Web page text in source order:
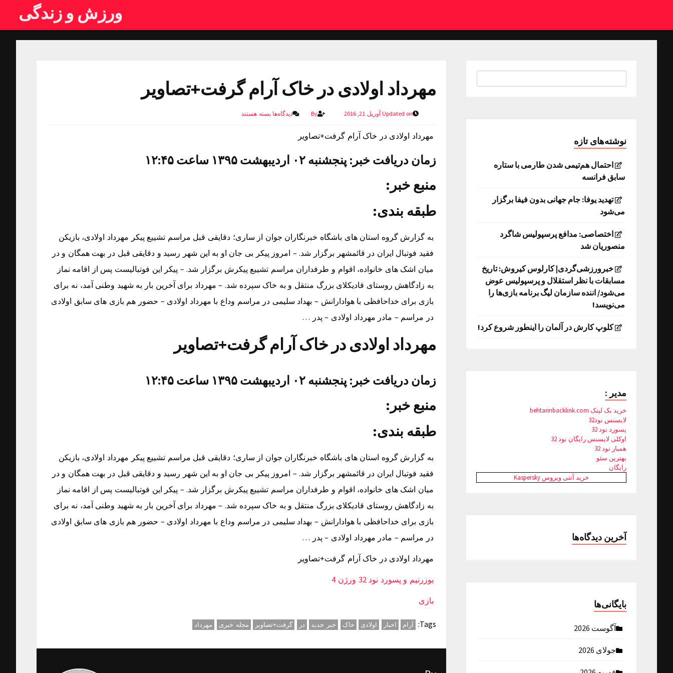
ورزش و زندگی
مهرداد اولادی در خاک آرام گرفت+تصاویر
Updated on آوریل 21, 2016 By دیدگاه‌هابسته هستند
مهرداد اولادی در خاک آرام گرفت+تصاویر
زمان دریافت خبر: پنجشنبه ۰۲ اردیبهشت ۱۳۹۵ ساعت ۱۲:۴۵
منبع خبر:
طبقه بندی:
به گزارش گروه استان های باشگاه خبرنگاران جوان از ساری؛ دقایقی قبل مراسم تشییع پیکر مهرداد اولادی، بازیکن
فقید فوتبال ایران در قائمشهر برگزار شد. – امروز پیکر بی جان او به این شهر رسید و دقایقی قبل در بهت همگان و در
میان اشک های خانواده، اقوام و طرفداران مراسم تشییع پیکرش برگزار شد. – پیکر این فوتبالیست پس از اقامه نماز
به زادگاهش روستای قادیکلای بزرگ منتقل و به خاک سپرده شد. – مهرداد برای آخرین بار به شهید وطنی آمد، نه برای
بازی برای خداحافظی با هوادارانش – بهداد سلیمی در مراسم وداع با مهرداد اولادی – حضور هم بازی های سابق اولادی
در مراسم – مادر مهرداد اولادی – پدر …
مهرداد اولادی در خاک آرام گرفت+تصاویر
زمان دریافت خبر: پنجشنبه ۰۲ اردیبهشت ۱۳۹۵ ساعت ۱۲:۴۵
منبع خبر:
طبقه بندی:
به گزارش گروه استان های باشگاه خبرنگاران جوان از ساری؛ دقایقی قبل مراسم تشییع پیکر مهرداد اولادی، بازیکن
فقید فوتبال ایران در قائمشهر برگزار شد. – امروز پیکر بی جان او به این شهر رسید و دقایقی قبل در بهت همگان و در
میان اشک های خانواده، اقوام و طرفداران مراسم تشییع پیکرش برگزار شد. – پیکر این فوتبالیست پس از اقامه نماز
به زادگاهش روستای قادیکلای بزرگ منتقل و به خاک سپرده شد. – مهرداد برای آخرین بار به شهید وطنی آمد، نه برای
بازی برای خداحافظی با هوادارانش – بهداد سلیمی در مراسم وداع با مهرداد اولادی – حضور هم بازی های سابق اولادی
در مراسم – مادر مهرداد اولادی – پدر …
مهرداد اولادی در خاک آرام گرفت+تصاویر
یوزرنیم و پسورد نود 32 ورژن 4
بازی
Tags: آرام اخبار اولادی خاک خبر جدید در گرفت+تصاویر مجله خبری مهرداد
نوشته‌های تازه
احتمال هم‌تیمی شدن طارمی با ستاره
سابق فرانسه
تهدید یوفا: جام جهانی بدون فیفا برگزار
می‌شود
اختصاصی: مدافع پرسپولیس شاگرد
منصوریان شد
خبرورزشی‌گردی| کارلوس کیروش: تاریخ
مسابقات با نظر استقلال و پرسپولیس عوض
می‌شود/ اننده سازمان لیگ برنامه بازی‌ها را
می‌نویسد!
کلوپ کارش در آلمان را اینطور شروع کرد!
مدیر :
خرید بک لینک behtarinbacklink.com
لایسنس نود32
پسورد نود 32
اوکلی لایسنس رایگان نود 32
همیار نود 32
بهترین سئو
رایگان
خرید آنتی ویروس Kaspersky
آخرین دیدگاه‌ها
بایگانی‌ها
آگوست 2026
جولای 2026